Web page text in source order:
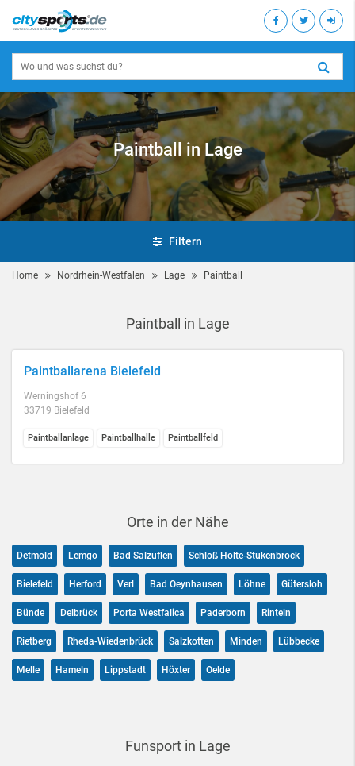
Paintball in Lage
Filtern
Home Nordrhein-Westfalen Lage Paintball
Paintball in Lage
Paintballarena Bielefeld
Werningshof 6
33719 Bielefeld
Paintballanlage Paintballhalle Paintballfeld
Orte in der Nähe
Detmold Lemgo Bad Salzuflen Schloß Holte-Stukenbrock
Bielefeld Herford Verl Bad Oeynhausen Löhne Gütersloh
Bünde Delbrück Porta Westfalica Paderborn Rinteln
Rietberg Rheda-Wiedenbrück Salzkotten Minden Lübbecke
Melle Hameln Lippstadt Höxter Oelde
Funsport in Lage